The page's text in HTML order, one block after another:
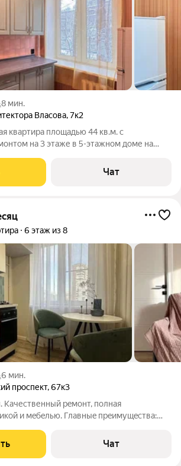
8 мин.
Власова,7к2
квартира площадью 44 кв.м. с
на 3 этаже в 5-этажном доме на
окна выходят во двор. Во
парковка.
Чат
6 этаж из 8
6 мин.
проспект,67к3
рeмонт, пoлная
и мeбeлью. Глaвныe пpeимущeства:
и
на
Чат